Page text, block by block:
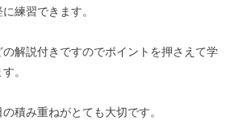
練習できます。
解説付きですのでポイントを押さえて学
。
積み重ねがとても大切です。